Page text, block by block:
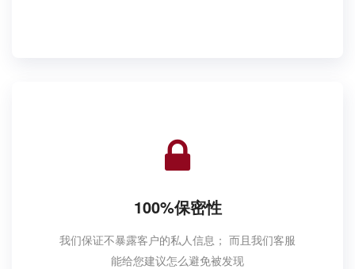
100%保密性
我们保证不暴露客户的私人信息； 而且我们客服
能给您建议怎么避免被发现